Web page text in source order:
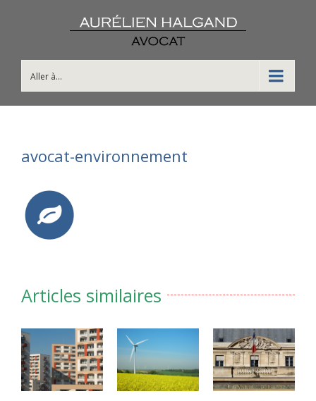
Aller à...
avocat-environnement
Articles similaires